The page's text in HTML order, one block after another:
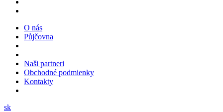
O nás
Půjčovna
Naši partneri
Obchodné podmienky
Kontakty
sk